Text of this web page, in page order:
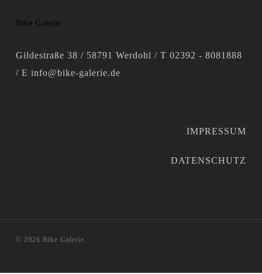
Bike Galerie
Gildestraße 38 / 58791 Werdohl / T 02392 - 8081888
/ E info@bike-galerie.de
IMPRESSUM
DATENSCHUTZ
© 2026 Bike Galerie.